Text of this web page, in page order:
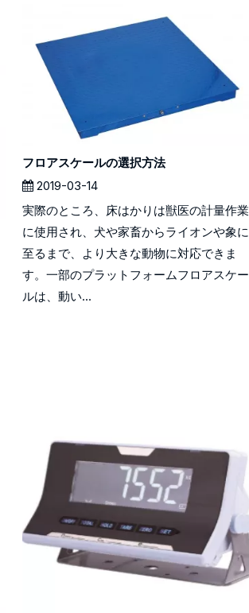
フロアスケールの選択方法
2019-03-14
実際のところ、床はかりは獣医の計量作業
に使用され、犬や家畜からライオンや象に
至るまで、より大きな動物に対応できま
す。一部のプラットフォームフロアスケー
ルは、動い...